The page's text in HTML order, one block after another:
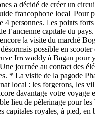
a décidé de créer un
francophone local. Pour
4 personnes. Les points
capitale du
la visite du marché
possible en
Irrawaddy à Bagan
journée au contact des
* La visite de la pagode
local : les forgerons, les
davantage votre voyage
lieu de pèlerinage pour
royales, à pied, en